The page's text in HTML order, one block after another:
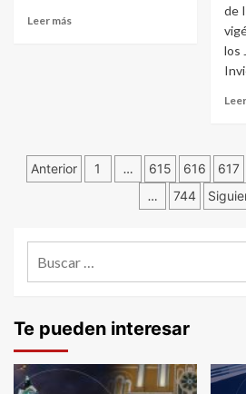
Leer más
de
los
Navegación
entradas
Anterior 1 … 615 616 617
…
744
Te pueden interesar